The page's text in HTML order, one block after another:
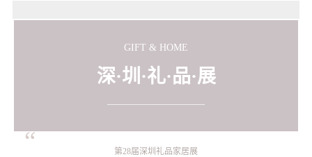
GIFT & HOME
深·圳·礼·品·展
——————————
“
第28届深圳礼品家居展